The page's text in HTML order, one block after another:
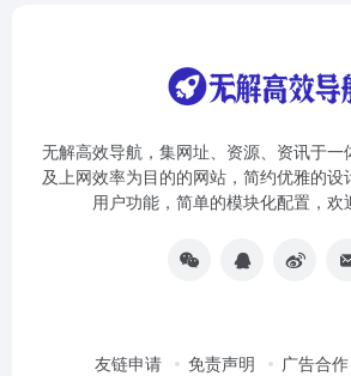
无解高效导航，集网址、资源、资讯于
及上网效率为目的的网站，简约优雅的
用户功能，简单的模块化配置，欢
友链申请 免责声明 广告合作